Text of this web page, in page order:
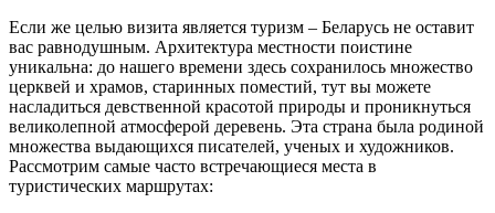
Если же целью визита является туризм – Беларусь не оставит
вас равнодушным. Архитектура местности поистине
уникальна: до нашего времени здесь сохранилось множество
церквей и храмов, старинных поместий, тут вы можете
насладиться девственной красотой природы и проникнуться
великолепной атмосферой деревень. Эта страна была родиной
множества выдающихся писателей, ученых и художников.
Рассмотрим самые часто встречающиеся места в
туристических маршрутах: